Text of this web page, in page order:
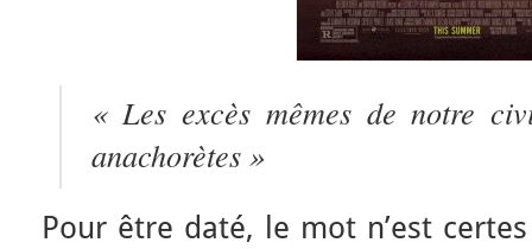
« Les excès mêmes de notre
anachorètes »
Pour être daté, le mot n’est